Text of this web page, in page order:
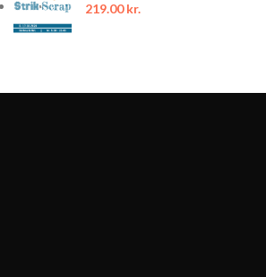
219.00kr.